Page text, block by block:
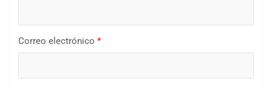
Correo electrónico *